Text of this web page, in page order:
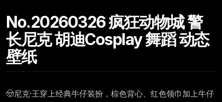
No.20260326 疯狂动物城 警
长尼克 胡迪Cosplay 舞蹈 动态
壁纸
🤠尼克·王穿上经典牛仔装扮，棕色背心、红色领巾加上牛仔